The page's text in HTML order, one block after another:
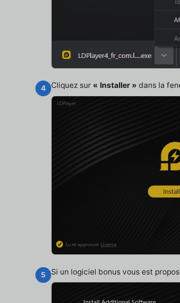
4 Cliquez sur « Installer » dans la
5 Si un logiciel bonus vous est